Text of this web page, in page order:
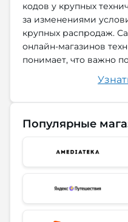
кодов у крупных
за изменениями
крупных распродаж.
онлайн-магазинов
понимает, что важно
Популярные